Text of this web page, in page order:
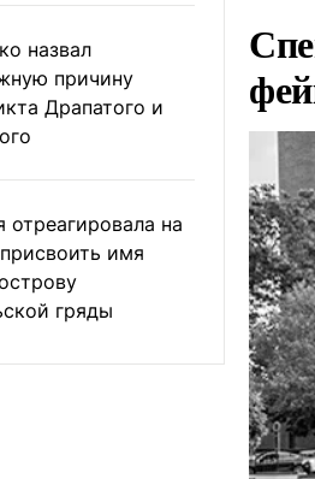
назвал
причину
Драпатого и
отреагировала на
имя
гряды